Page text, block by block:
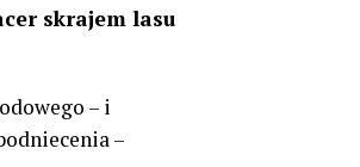
skrajem lasu
– i
–